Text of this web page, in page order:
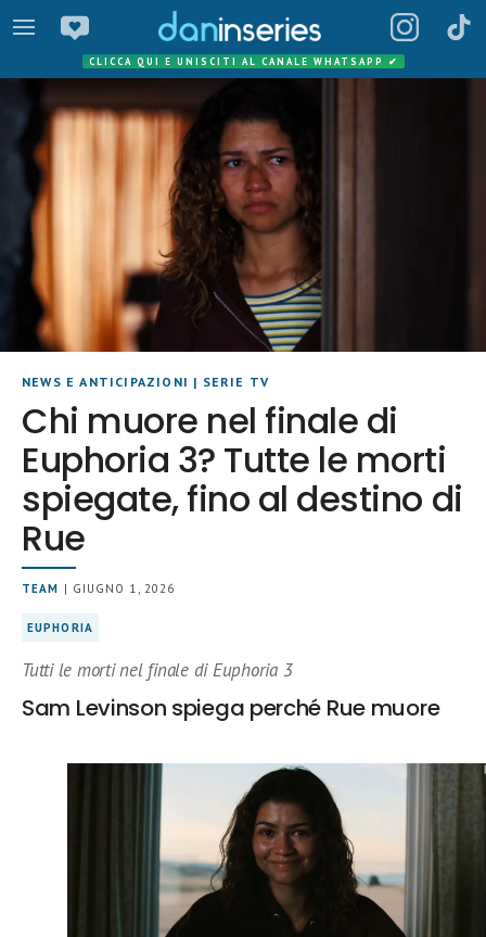
CLICCA QUI E UNISCITI AL CANALE WHATSAPP ✔
NEWS E ANTICIPAZIONI | SERIE TV
Chi muore nel finale di
Euphoria 3? Tutte le morti
spiegate, fino al destino di
Rue
TEAM | GIUGNO 1, 2026
EUPHORIA
Tutti le morti nel finale di Euphoria 3
Sam Levinson spiega perché Rue muore